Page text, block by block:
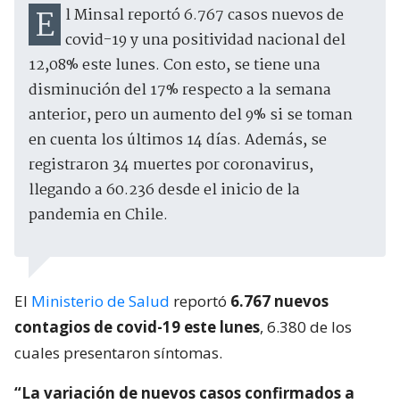
El Minsal reportó 6.767 casos nuevos de covid-19 y una positividad nacional del
12,08% este lunes. Con esto, se tiene una
disminución del 17% respecto a la semana
anterior, pero un aumento del 9% si se toman
en cuenta los últimos 14 días. Además, se
registraron 34 muertes por coronavirus,
llegando a 60.236 desde el inicio de la
pandemia en Chile.
El Ministerio de Salud reportó 6.767 nuevos
contagios de covid-19 este lunes, 6.380 de los
cuales presentaron síntomas.
“La variación de nuevos casos confirmados a